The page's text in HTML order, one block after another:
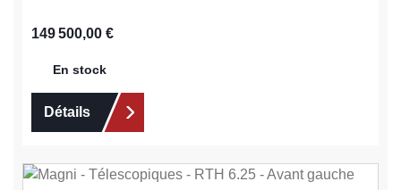
Prix régulier :
149 500,00 €
En stock
Détails